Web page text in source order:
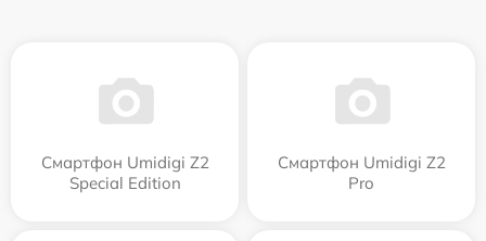
Смартфон Umidigi Z2
Special Edition
Смартфон Umidigi Z2
Pro